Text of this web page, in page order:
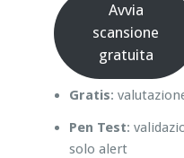
Avvia
scansione
gratuita
Gratis:
Pen Test:
solo alert